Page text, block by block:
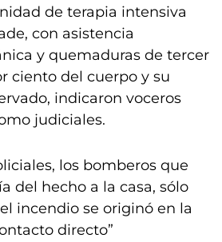
de terapia intensiva
con asistencia
y quemaduras de tercer
ciento del cuerpo y su
indicaron voceros
judiciales.
los bomberos que
del hecho a la casa, sólo
incendio se originó en la
directo”